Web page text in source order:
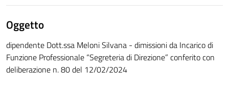
Oggetto
dipendente Dott.ssa Meloni Silvana - dimissioni da Incarico di
Funzione Professionale “Segreteria di Direzione” conferito con
deliberazione n. 80 del 12/02/2024